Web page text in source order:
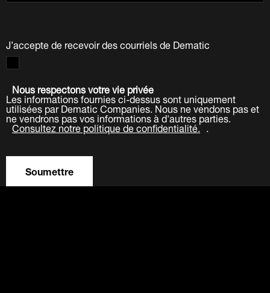
J’accepte de recevoir des courriels de Dematic
Nous respectons votre vie privée
Les informations fournies ci-dessus sont uniquement
utilisées par Dematic Companies. Nous ne vendons pas et
ne vendrons pas vos informations à d'autres parties.
Consultez notre politique de confidentialité. .
Soumettre